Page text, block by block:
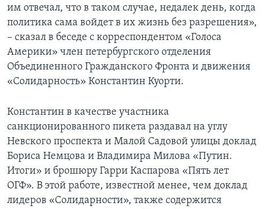
им отвечал, что в таком случае, недалек день, когда
политика сама войдет в их жизнь без разрешения»,
– сказал в беседе с корреспондентом «Голоса
Америки» член петербургского отделения
Объединенного Гражданского Фронта и движения
«Солидарность» Константин Куорти.
Константин в качестве участника
санкционированного пикета раздавал на углу
Невского проспекта и Малой Садовой улицы доклад
Бориса Немцова и Владимира Милова «Путин.
Итоги» и брошюру Гарри Каспарова «Пять лет
ОГФ». В этой работе, известной менее, чем доклад
лидеров «Солидарности», также содержится